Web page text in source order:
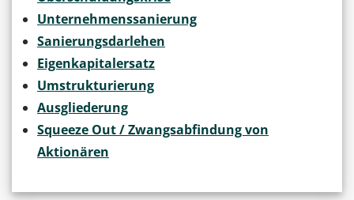
Unternehmenssanierung
Sanierungsdarlehen
Eigenkapitalersatz
Umstrukturierung
Ausgliederung
Squeeze Out / Zwangsabfindung von
Aktionären